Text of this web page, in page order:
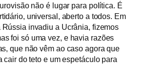
não é lugar para política. É
universal, aberto a todos. Em
Rússia invadiu a Ucrânia, fizemos
foi só uma vez, e havia razões
que não vêm ao caso agora que
cair do teto e um espetáculo para